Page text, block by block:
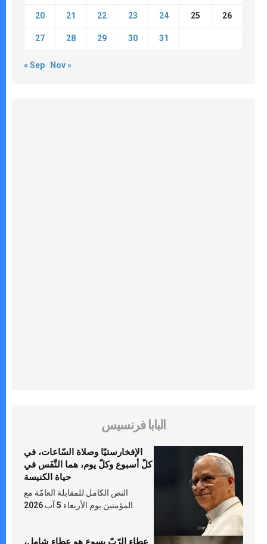
20 21 22 23 24 25 26
27 28 29 30 31
« Sep Nov »
البابا فرنسيس
الإفخارستيّا وصلاة السّاعات، في
كلّ أسبوع وكلّ يوم، هما النَّفَس في
حياة الكنيسة
النص الكامل للمقابلة العامّة مع
المؤمنين يوم الأربعاء 5 آب 2026
عطاء الرّبّ يسوع هو عطاء شامل،